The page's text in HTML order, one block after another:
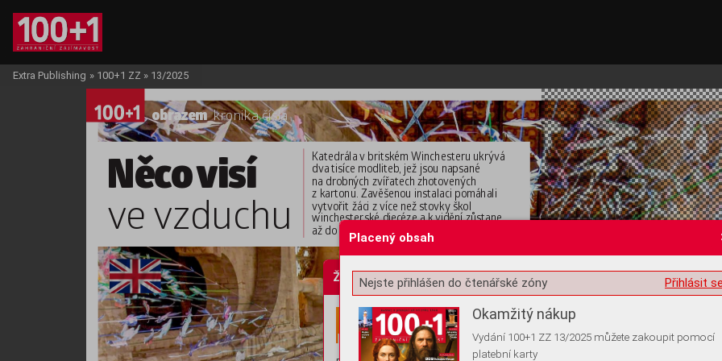
Žádost o souhlas s ukládáním volitelných informací
Něco visí
ve vzduchu
Katedrála v britském Winchesteru ukrývá
dva tisíce modliteb, jež jsou napsané
na drobných zvířatech zhotovených
z kartonu. Zavěšenou instalaci pomáhali
vytvořit žáci z více než stovky škol
winchesterské diecéze a k vidění zůstane
až do 8. září.
(25. června 2025)
obrazem kronika čísla
Extra Publishing » 100+1 ZZ » 13/2025
Placený obsah
Přihlásit
Nejste přihlášen do čtenářské zóny
Okamžitý nákup
Vydání 100+1 ZZ 13/2025 můžete zakoupit pomocí
platební karty